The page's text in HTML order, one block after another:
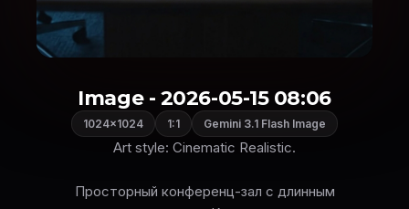
Image - 2026-05-15 08:06
1024×1024 1:1 Gemini 3.1 Flash Image
Art style: Cinematic Realistic.
Просторный конференц-зал с длинным